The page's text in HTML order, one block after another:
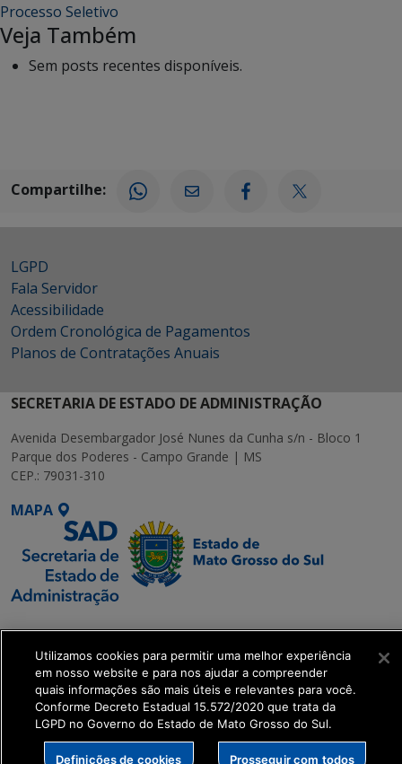
Processo Seletivo
Veja Também
Sem posts recentes disponíveis.
Compartilhe:
LGPD
Fala Servidor
Acessibilidade
Ordem Cronológica de Pagamentos
Planos de Contratações Anuais
SECRETARIA DE ESTADO DE ADMINISTRAÇÃO
Avenida Desembargador José Nunes da Cunha s/n - Bloco 1
Parque dos Poderes - Campo Grande | MS
CEP.: 79031-310
MAPA
SETDIG | Secretaria-
Executiva de
Transformação Digital
get_footer();
Utilizamos cookies para permitir uma melhor experiência
em nosso website e para nos ajudar a compreender
quais informações são mais úteis e relevantes para você.
Conforme Decreto Estadual 15.572/2020 que trata da
LGPD no Governo do Estado de Mato Grosso do Sul.
Definições de cookies Prosseguir com todos